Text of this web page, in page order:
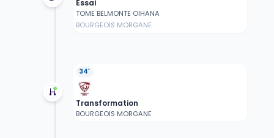
Essai
TOME BELMONTE OIHANA
BOURGEOIS MORGANE
34'
Transformation
BOURGEOIS MORGANE